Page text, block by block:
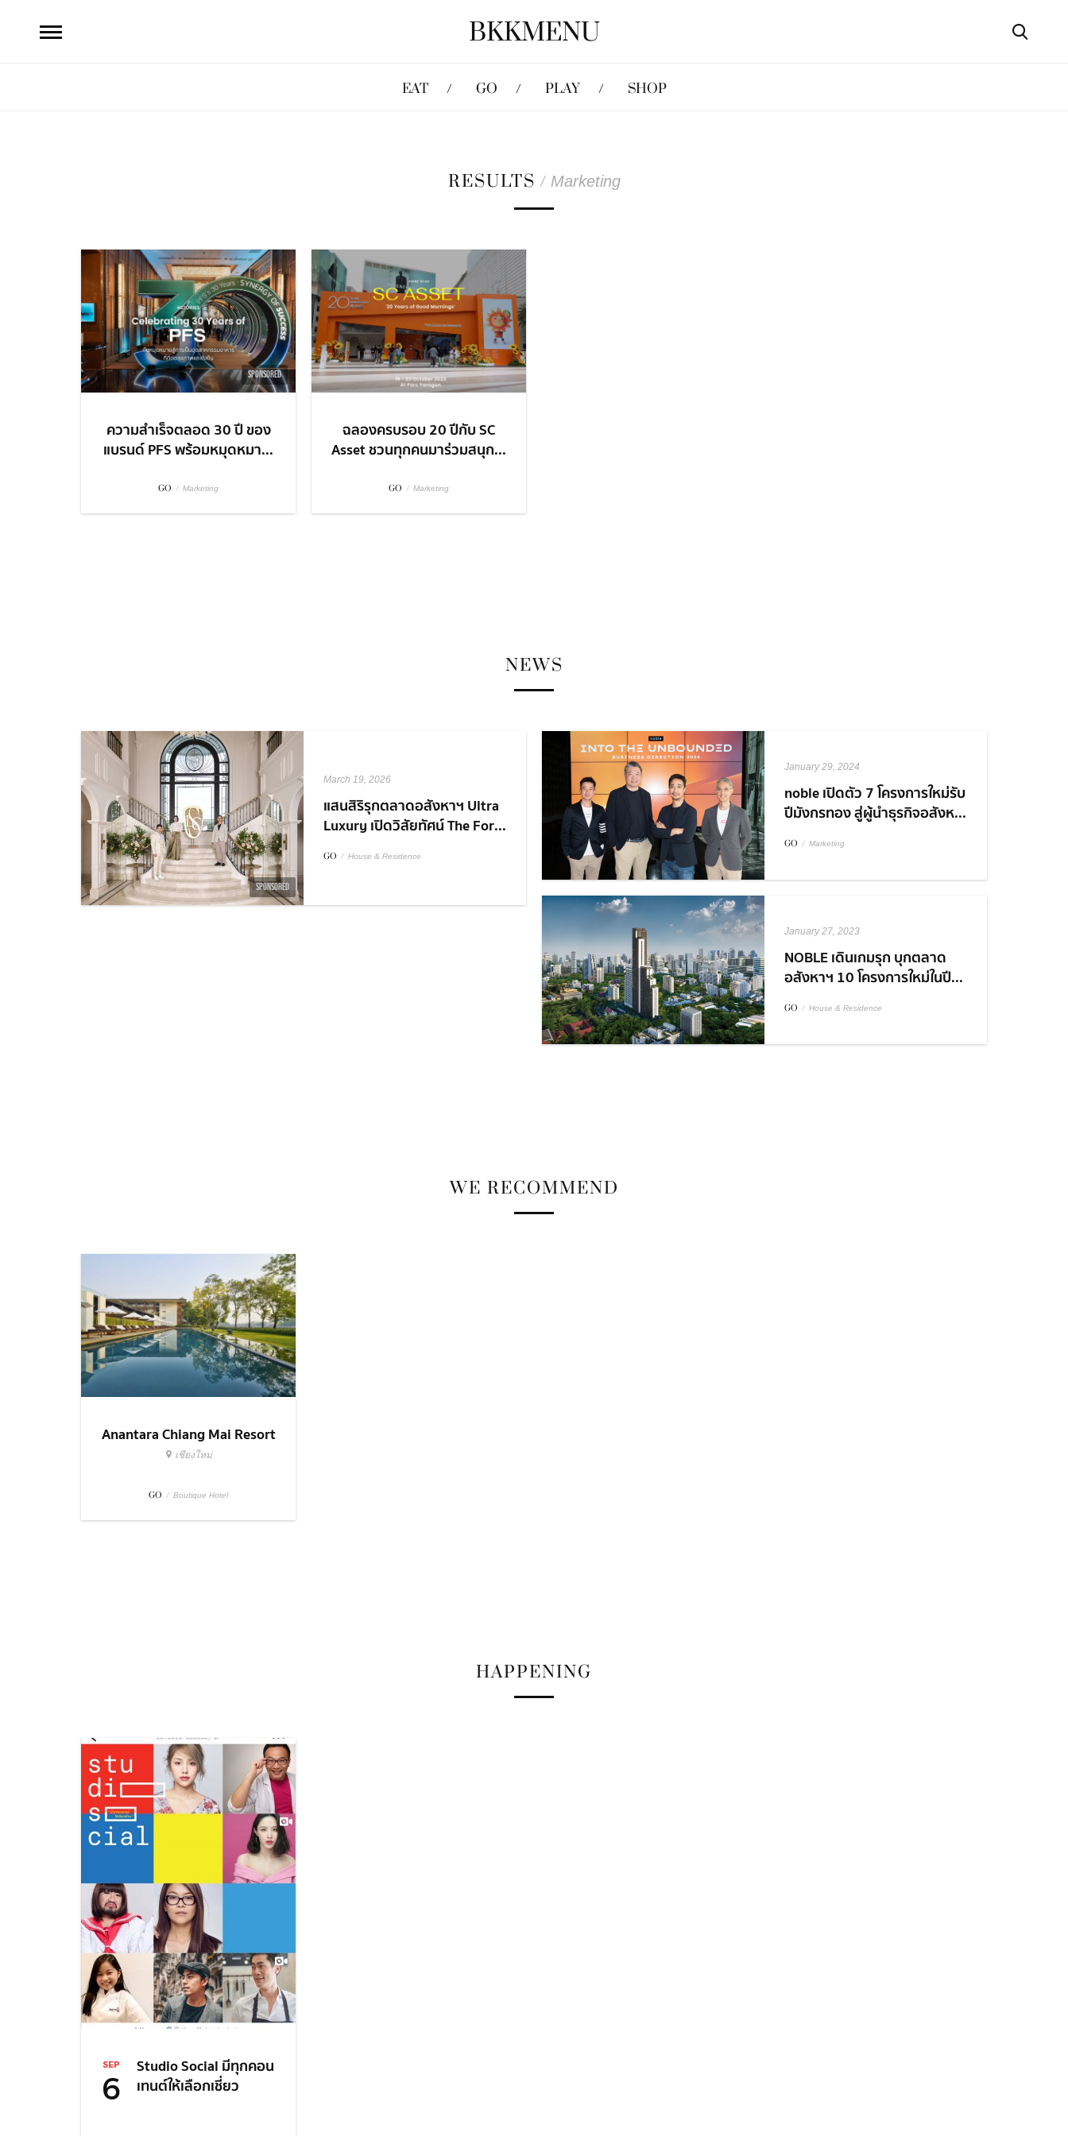
BKKMENU
EAT GO PLAY SHOP
RESULTS / Marketing
SPONSORED
ความสำเร็จตลอด 30 ปี ของ
แบรนด์ PFS พร้อมหมุดหมา...
GO / Marketing
ฉลองครบรอบ 20 ปีกับ SC
Asset ชวนทุกคนมาร่วมสนุก...
GO / Marketing
NEWS
SPONSORED
March 19, 2026
แสนสิริรุกตลาดอสังหาฯ Ultra
Luxury เปิดวิสัยทัศน์ The For...
GO / House & Residence
January 29, 2024
noble เปิดตัว 7 โครงการใหม่รับ
ปีมังกรทอง สู่ผู้นำธุรกิจอสังห...
GO / Marketing
January 27, 2023
NOBLE เดินเกมรุก บุกตลาด
อสังหาฯ 10 โครงการใหม่ในปี...
GO / House & Residence
WE RECOMMEND
Anantara Chiang Mai Resort
เชียงใหม่
GO / Boutique Hotel
HAPPENING
SEP
6
Studio Social มีทุกคอน
เทนต์ให้เลือกเชี่ยว